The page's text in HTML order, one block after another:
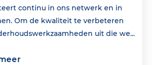
continu in ons netwerk en in
Om de kwaliteit te verbeteren
uit die we...